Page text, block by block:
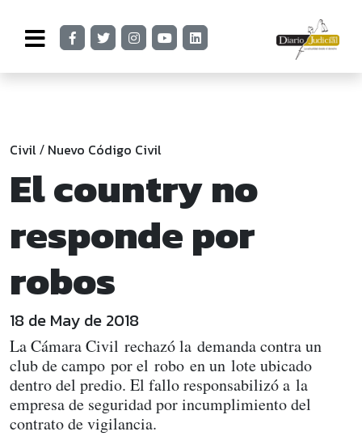
Civil/ Nuevo Código Civil
El country no
responde por
robos
18 de May de 2018
La Cámara Civil rechazó la demanda contra un
club de campo por el robo en un lote ubicado
dentro del predio. El fallo responsabilizó a la
empresa de seguridad por incumplimiento del
contrato de vigilancia.